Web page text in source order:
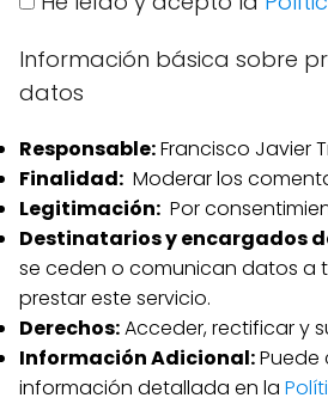
Información básica sobre
datos
Responsable:Francisco Javier
Finalidad: Moderar los
Legitimación: Por
Destinatarios y encargados
se ceden o comunican datos a
prestar este servicio.
Derechos:Acceder, rectificar y
Información Adicional:Puede
información detallada en la